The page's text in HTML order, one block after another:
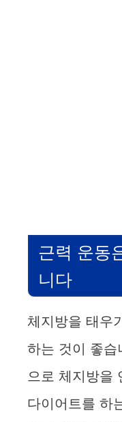
근력 운동
니다
체지방을 태우
하는 것이 좋습
으로 체지방을
다이어트를 하